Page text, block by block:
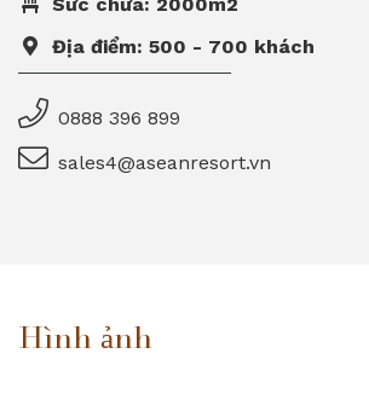
Địa điểm: 500 - 700 khách
0888 396 899
sales4@aseanresort.vn
Hình ảnh